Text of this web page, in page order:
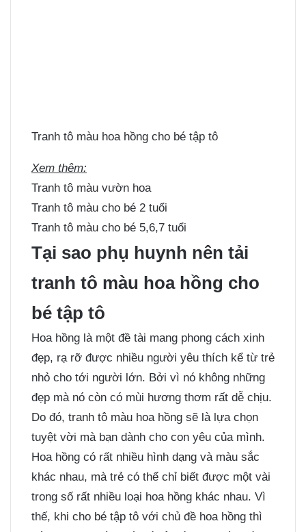
Tranh tô màu hoa hồng cho bé tập tô
Xem thêm:
Tranh tô màu vườn hoa
Tranh tô màu cho bé 2 tuổi
Tranh tô màu cho bé 5,6,7 tuổi
Tại sao phụ huynh nên tải
tranh tô màu hoa hồng cho
bé tập tô
Hoa hồng là một đề tài mang phong cách xinh
đẹp, rạ rỡ được nhiều người yêu thích kể từ trẻ
nhỏ cho tới người lớn. Bởi vì nó không những
đẹp mà nó còn có mùi hương thơm rất dễ chịu.
Do đó, tranh tô màu hoa hồng sẽ là lựa chọn
tuyệt vời mà bạn dành cho con yêu của mình.
Hoa hồng có rất nhiều hình dạng và màu sắc
khác nhau, mà trẻ có thể chỉ biết được một vài
trong số rất nhiều loại hoa hồng khác nhau. Vì
thế, khi cho bé tập tô với chủ đề hoa hồng thì